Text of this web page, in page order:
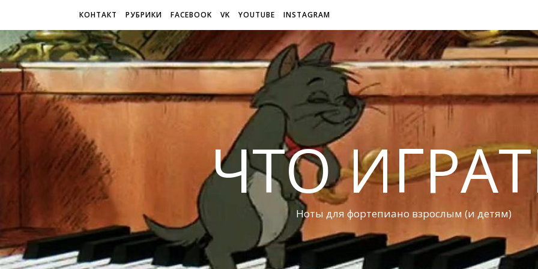
КОНТАКТ РУБРИКИ FACEBOOK VK YOUTUBE INSTAGRAM
ЧТО
Ноты для фортепиано взрослым (и детям)